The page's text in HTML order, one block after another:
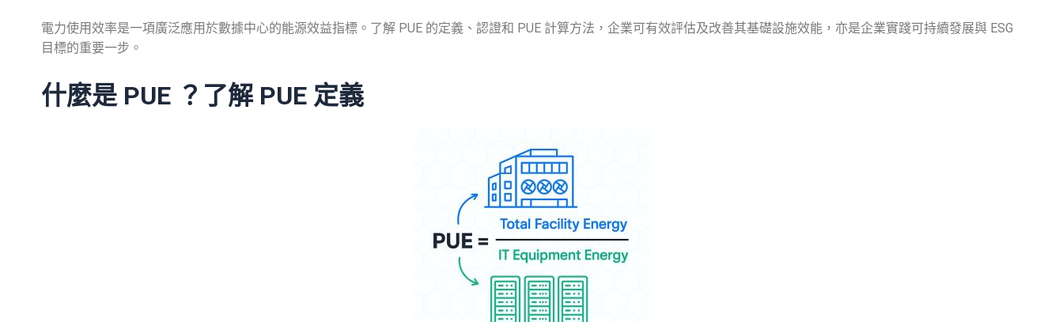
電力使用效率是一項廣泛應用於數據中心的能源效益指標。了解 PUE 的定義 、 認證和 PUE 計算方法 ，企業可有效評估及改善其基礎設施效能，亦是企業實踐可持續發展與 ESG
目標的重要一步。
什麼是 PUE ？了解 PUE 定義